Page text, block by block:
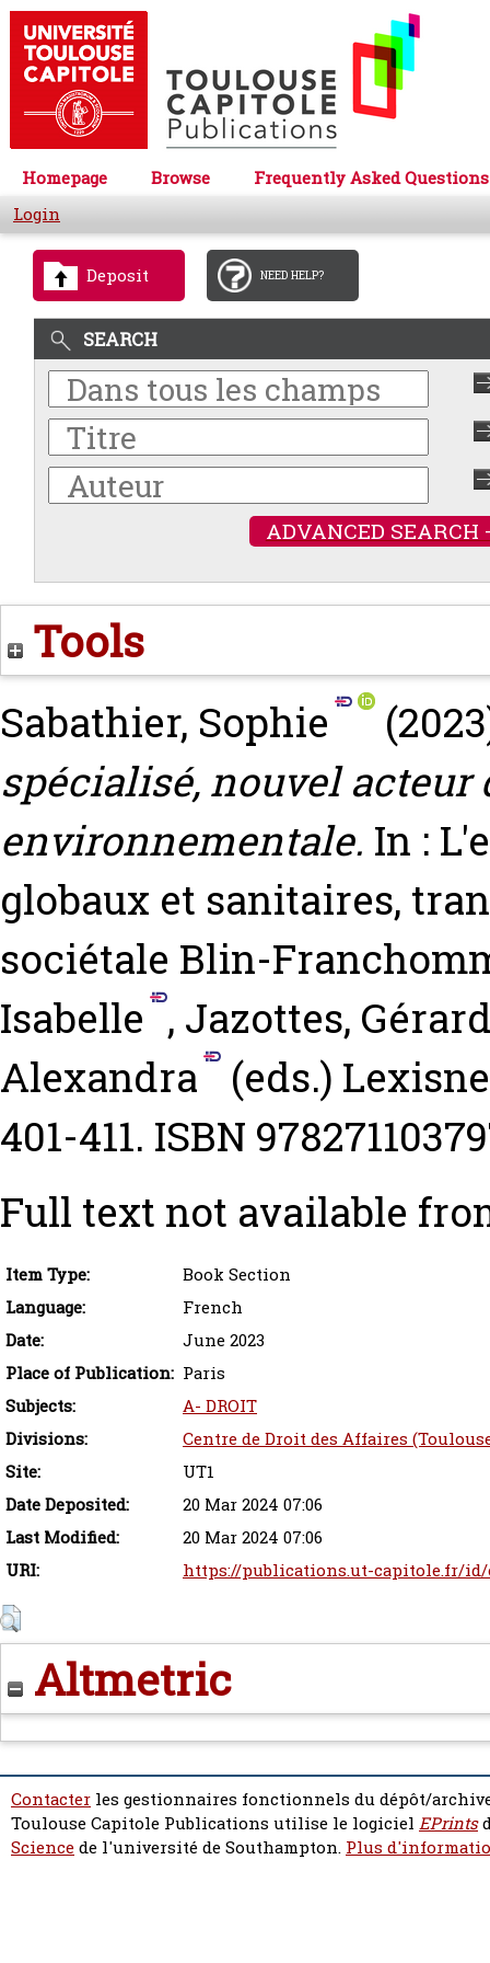
Homepage Browse
Frequently Asked Questions
Login
Deposit NEED HELP?
SEARCH
ADVANCED SEARCH
Tools
Sabathier, Sophie
spécialisé, nouvel
environnementale. In :
globaux et sanitaires,
sociétale Blin-
Isabelle , Jazottes,
Alexandra
(eds.)
401-411. ISBN
Full text not available
Item Type:
Book Section
Language:
French
Date:
June 2023
Place of Publication: Paris
Subjects:
A- DROIT
Divisions:
Centre de Droit des Affaires
Site:
UT1
Date Deposited:
20 Mar 2024 07:06
Last Modified:
20 Mar 2024 07:06
URI:
https://publications.ut-capitole.fr/
Altmetric
Contacter les gestionnaires fonctionnels du dépôt/
Toulouse Capitole Publications utilise le logiciel EPrints
Sciencede l'université de Southampton. Plus